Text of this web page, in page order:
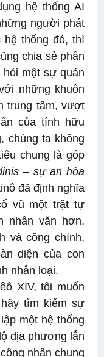
hệ thống AI
người phát
hệ thống đó, thì
chia sẻ phần
hỏi một sự quản
những khuôn
trung tâm, vượt
của tính hữu
chúng ta không
chung là góp
– sự an hòa
đã định nghĩa
vũ một trật tự
nhân văn hơn,
và công chính,
diện của con
nhân loại.
XIV, tôi muốn
tìm kiếm sự
một hệ thống
địa phương lẫn
nhận chung